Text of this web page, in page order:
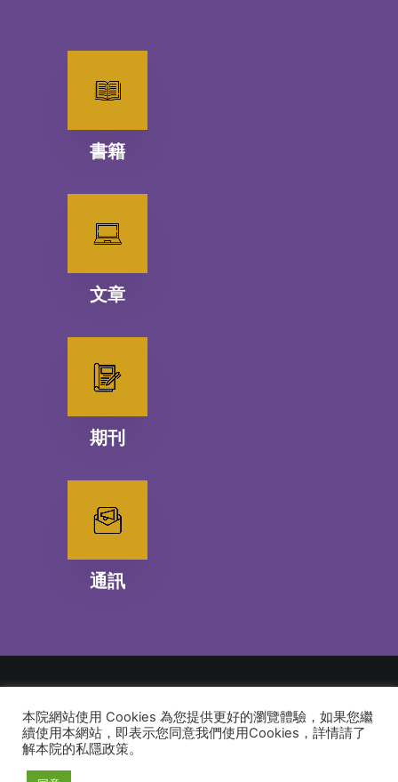
書籍
文章
期刊
通訊
© 2026 建道神學院Alliance Bible Seminary. All rights reserved
本院網站使用 Cookies 為您提供更好的瀏覽體驗，如果您繼
續使用本網站，即表示您同意我們使用Cookies，詳情請了
解本院的私隱政策。